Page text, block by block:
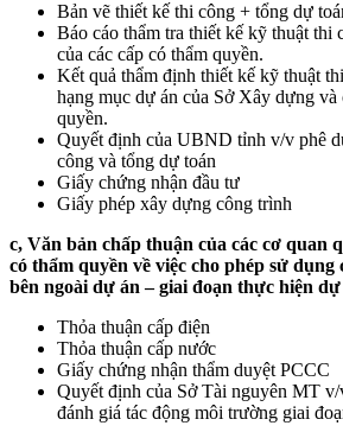
Bản vẽ thiết kế thi công + tổng dự
Báo cáo thẩm tra thiết kế kỹ thuật thi
của các cấp có thẩm quyền.
Kết quả thẩm định thiết kế kỹ thuật
hạng mục dự án của Sở Xây dựng và
quyền.
Quyết định của UBND tỉnh v/v phê
công và tổng dự toán
Giấy chứng nhận đầu tư
Giấy phép xây dựng công trình
c, Văn bản chấp thuận của các cơ quan
có thẩm quyền về việc cho phép sử
bên ngoài dự án – giai đoạn thực hiện dự
Thỏa thuận cấp điện
Thỏa thuận cấp nước
Giấy chứng nhận thẩm duyệt PCCC
Quyết định của Sở Tài nguyên MT v/
đánh giá tác động môi trường giai